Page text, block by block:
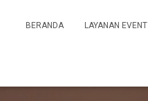
BERANDA LAYANAN EVENT